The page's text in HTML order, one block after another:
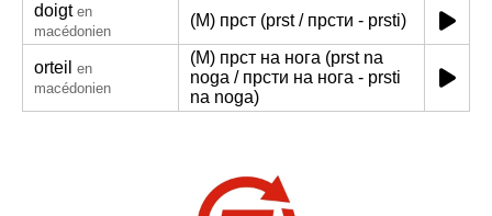
doigt en
macédonien
(M) прст (prst / прсти - prsti)
orteil en
macédonien
(M) прст на нога (prst na
noga / прсти на нога - prsti
na noga)